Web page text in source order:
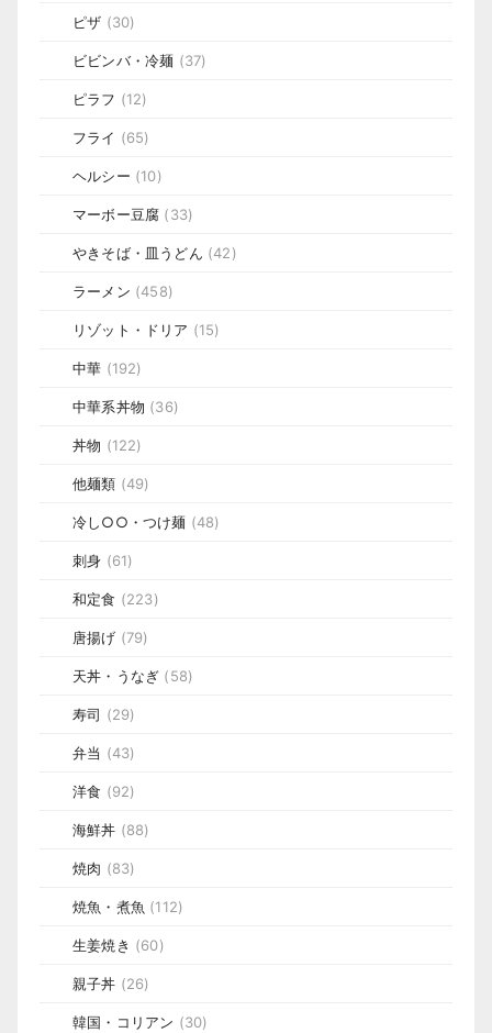
ピザ (30)
ビビンバ・冷麺 (37)
ピラフ (12)
フライ (65)
ヘルシー (10)
マーボー豆腐 (33)
やきそば・皿うどん (42)
ラーメン (458)
リゾット・ドリア (15)
中華 (192)
中華系丼物 (36)
丼物 (122)
他麺類 (49)
冷し○○・つけ麺 (48)
刺身 (61)
和定食 (223)
唐揚げ (79)
天丼・うなぎ (58)
寿司 (29)
弁当 (43)
洋食 (92)
海鮮丼 (88)
焼肉 (83)
焼魚・煮魚 (112)
生姜焼き (60)
親子丼 (26)
韓国・コリアン (30)